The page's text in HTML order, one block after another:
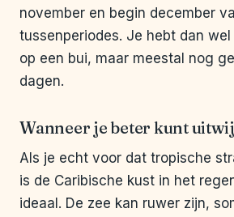
november en begin december
tussenperiodes. Je hebt dan
op een bui, maar meestal nog
dagen.
Wanneer je beter kunt
Als je echt voor dat tropische
is de Caribische kust in het
ideaal. De zee kan ruwer zijn,